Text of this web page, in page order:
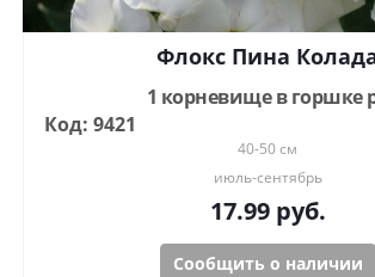
Флокс Пина
1 корневище в горшке
Код: 9421
40-50 см
июль-сентябрь
17.99руб.
Сообщить о наличии